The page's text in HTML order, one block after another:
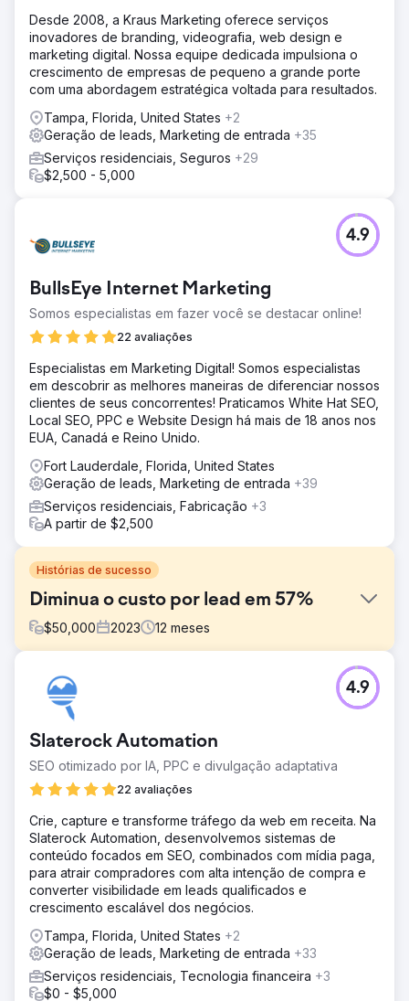
Desde 2008, a Kraus Marketing oferece serviços
inovadores de branding, videografia, web design e
marketing digital. Nossa equipe dedicada impulsiona o
crescimento de empresas de pequeno a grande porte
com uma abordagem estratégica voltada para resultados.
Tampa, Florida, United States +2
Geração de leads, Marketing de entrada +35
Serviços residenciais, Seguros +29
$2,500 - 5,000
BullsEye Internet Marketing
Somos especialistas em fazer você se destacar online!
22 avaliações
4.9
Especialistas em Marketing Digital! Somos especialistas
em descobrir as melhores maneiras de diferenciar nossos
clientes de seus concorrentes! Praticamos White Hat SEO,
Local SEO, PPC e Website Design há mais de 18 anos nos
EUA, Canadá e Reino Unido.
Fort Lauderdale, Florida, United States
Geração de leads, Marketing de entrada +39
Serviços residenciais, Fabricação +3
A partir de $2,500
Histórias de sucesso
Diminua o custo por lead em 57%
$50,000 2023 12 meses
Desafio
O Desafio foi que essa Franquia foi vendida algumas
vezes e começaram a perder credibilidade no mercado.
Solução
gerenciavam seu Meta e Google Ads.
Resultado
Amazing Meta e CPL do Google Ads de US$ 10-16 (média
da indústria de US$ 38 a US$ 58)
Ir para a página da agência
Slaterock Automation
SEO otimizado por IA, PPC e divulgação adaptativa
22 avaliações
4.9
Crie, capture e transforme tráfego da web em receita. Na
Slaterock Automation, desenvolvemos sistemas de
conteúdo focados em SEO, combinados com mídia paga,
para atrair compradores com alta intenção de compra e
converter visibilidade em leads qualificados e
crescimento escalável dos negócios.
Tampa, Florida, United States +2
Geração de leads, Marketing de entrada +33
Serviços residenciais, Tecnologia financeira +3
$0 - $5,000